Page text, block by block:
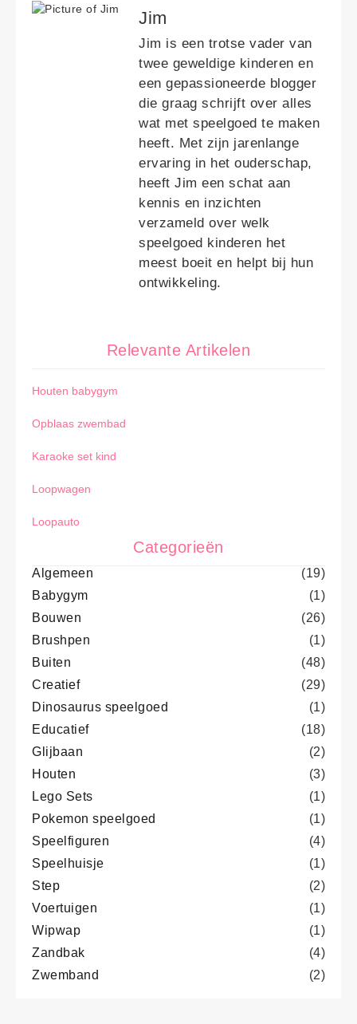
Jim
Jim is een trotse vader van
twee geweldige kinderen en
een gepassioneerde blogger
die graag schrijft over alles
wat met speelgoed te maken
heeft. Met zijn jarenlange
ervaring in het ouderschap,
heeft Jim een schat aan
kennis en inzichten
verzameld over welk
speelgoed kinderen het
meest boeit en helpt bij hun
ontwikkeling.
Relevante Artikelen
Houten babygym
Opblaas zwembad
Karaoke set kind
Loopwagen
Loopauto
Categorieën
Algemeen
(19)
Babygym
(1)
Bouwen
(26)
Brushpen
(1)
Buiten
(48)
Creatief
(29)
Dinosaurus speelgoed
(1)
Educatief
(18)
Glijbaan
(2)
Houten
(3)
Lego Sets
(1)
Pokemon speelgoed
(1)
Speelfiguren
(4)
Speelhuisje
(1)
Step
(2)
Voertuigen
(1)
Wipwap
(1)
Zandbak
(4)
Zwemband
(2)